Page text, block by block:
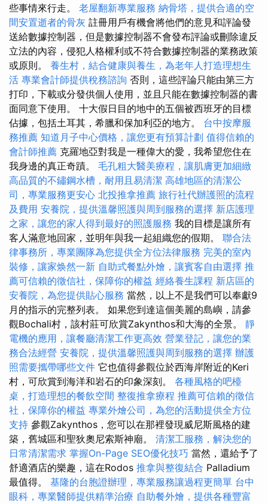
些事情來行走。 老屋翻新專業服務 納骨塔，提供合適的空
間安置逝者的骨灰 註冊用戶有機會將他們的意見和評論發
送給數據控制器，但是數據控制器不會發布評論或刪除違反
立法的內容，侵犯人格權利或不符合數據控制器的業務政策
或原則。 養生村，結合健康與養生，為老年人打造理想生
活 專業會計師提供稅務諮詢 否則，這些評論只能由第三方
打印，下載或分發供個人使用，並且只能在數據控制器的書
面同意下使用。 十大假日目的地中的五個被西班牙的目標
佔據，包括土耳其，希臘和保加利亞的地方。 台中按摩服
務推薦 知道月子中心價格，讓您更有預算計劃 值得信賴的
會計師推薦 克羅地亞對我是一種偉大的愛，我希望您住在
我身邊的真正奇蹟。 毛孔粗大醫美療程，讓肌膚更加細緻
高品質的不鏽鋼水槽，耐用且易清潔 高雄地區的清潔公
司，專業服務更安心 北投推拿推薦 旅行社代辦護照的流程
及費用 安養院，提供溫馨照護與周到服務的選擇 新店護理
之家，讓您的家人得到最好的照護服務 我的目標是讓所有
客人滿意地回家，並明年與我一起組織您的假期。 聯合法
律事務所，專業團隊為您提供全方位法律服務 完美的室內
裝修，讓家焕然一新 自助式餐點外燴，讓賓客自由選擇 推
薦可信賴的徵信社，保障你的權益 經絡養生課程 新店區的
安養院，為您提供貼心服務 當然，以上不是我們可以奉獻9
月的指示的完整列表。 如果您到達這個美麗的島嶼，請參
觀Bochali村，該村莊可欣賞Zakynthos和大海的全景。 靜
電機的應用，讓餐廳清潔工作更高效 營業登記，讓您的業
務合法經營 安養院，提供溫馨照護與周到服務的選擇 辦護
照需要攜帶哪些文件 它也值得參觀位於西海岸附近的Keri
村，可欣賞到海洋和岩石的印象深刻。 各種風格的吧檯
桌，打造理想的餐飲空間 整復推拿療程 推薦可信賴的徵信
社，保障你的權益 專業外燴公司，為您的活動提供全方位
支持 參觀Zakynthos，您可以在那裡發現威尼斯風格的建
築，舊城區和聖狄奧尼索斯神廟。 清潔工服務，解決您的
日常清潔需求 掌握On-Page SEO優化技巧 當然，還給予了
舒適酒店的樂趣，這在Rodos 推拿與整復結合 Palladium
最值得。 基隆的台胞證辦理，專業服務讓過程更簡單 台中
眼科，專業醫師提供精準治療 自助餐外燴，提供各種豐富